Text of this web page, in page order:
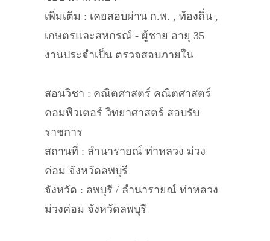
เพิ่มเติม : เคยสอบผ่าน ก.พ. , ท้องถิ่น ,
เกษตรและสหกรณ์ - ผู้ชาย อายุ 35
งานประจำเป็น ตรวจสอบภายใน
สอนวิชา : คณิตศาสตร์ คณิตศาสตร์
คอมพิวเตอร์ วิทยาศาสตร์ สอบรับ
ราชการ
สถานที่ : ลำนารายณ์ ท่าหลวง ม่วง
ค่อม จังหวัดลพบุรี
จังหวัด : ลพบุรี / ลำนารายณ์ ท่าหลวง
ม่วงค่อม จังหวัดลพบุรี